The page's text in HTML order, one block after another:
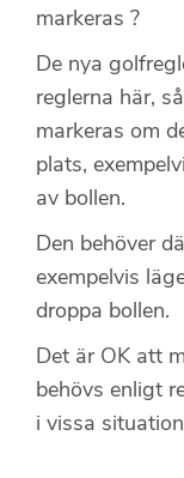
markeras ?
De nya
reglerna här,
markeras om
plats,
av bollen.
Den behöver
exempelvis
droppa bollen.
Det är OK att
behövs enligt
i vissa